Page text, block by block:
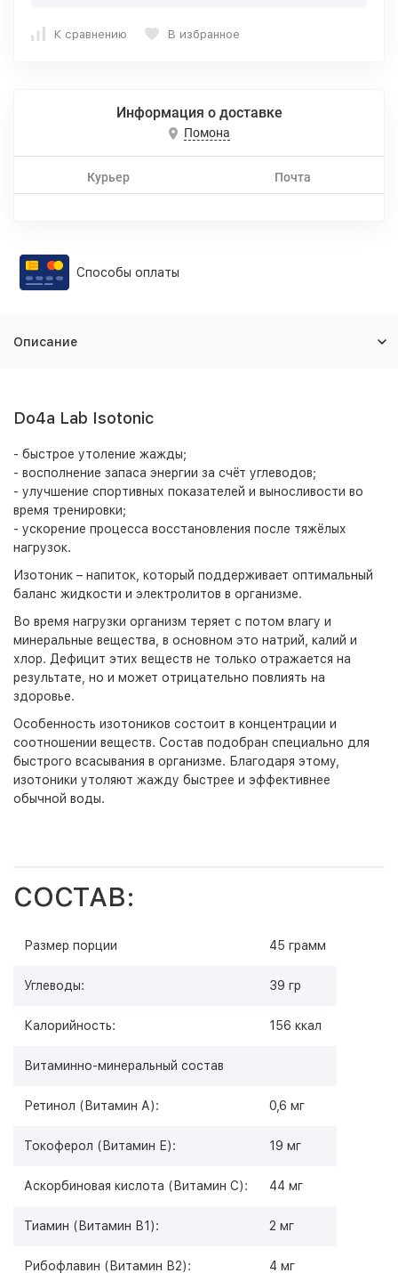
К сравнению В избранное
Информация о доставке
Помона
Курьер Почта
Способы оплаты
Описание
Do4a Lab Isotonic
- быстрое утоление жажды;
- восполнение запаса энергии за счёт углеводов;
- улучшение спортивных показателей и выносливости во
время тренировки;
- ускорение процесса восстановления после тяжёлых
нагрузок.
Изотоник – напиток, который поддерживает оптимальный
баланс жидкости и электролитов в организме.
Во время нагрузки организм теряет с потом влагу и
минеральные вещества, в основном это натрий, калий и
хлор. Дефицит этих веществ не только отражается на
результате, но и может отрицательно повлиять на
здоровье.
Особенность изотоников состоит в концентрации и
соотношении веществ. Состав подобран специально для
быстрого всасывания в организме. Благодаря этому,
изотоники утоляют жажду быстрее и эффективнее
обычной воды.
СОСТАВ:
Размер порции 45 грамм
Углеводы: 39 гр
Калорийность: 156 ккал
Витаминно-минеральный состав
Ретинол (Витамин А): 0,6 мг
Токоферол (Витамин Е): 19 мг
Аскорбиновая кислота (Витамин С): 44 мг
Тиамин (Витамин В1): 2 мг
Рибофлавин (Витамин В2): 4 мг